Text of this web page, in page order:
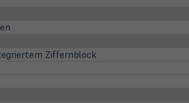
Ziffernblock